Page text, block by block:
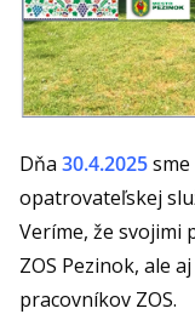
Dňa 30.4.2025
opatrovateľskej
Veríme, že svojimi
ZOS Pezinok, ale
pracovníkov ZOS.